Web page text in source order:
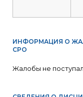
ИНФОРМАЦИЯ О
СРО
Жалобы не